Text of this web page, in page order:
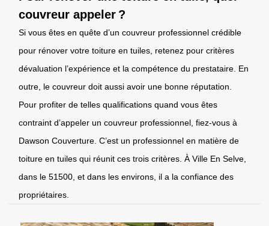
couvreur appeler ?
Si vous êtes en quête d’un couvreur professionnel crédible
pour rénover votre toiture en tuiles, retenez pour critères
dévaluation l’expérience et la compétence du prestataire. En
outre, le couvreur doit aussi avoir une bonne réputation.
Pour profiter de telles qualifications quand vous êtes
contraint d’appeler un couvreur professionnel, fiez-vous à
Dawson Couverture. C’est un professionnel en matière de
toiture en tuiles qui réunit ces trois critères. À Ville En Selve,
dans le 51500, et dans les environs, il a la confiance des
propriétaires.